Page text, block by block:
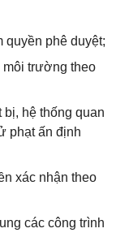
phê duyệt;
môi trường theo
hệ thống quan
phạt ấn định
xác nhận theo
các công trình